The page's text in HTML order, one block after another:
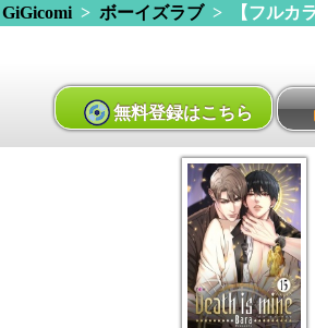
GiGicomi> ボーイズラブ> 【フルカ
無料登録はこちら